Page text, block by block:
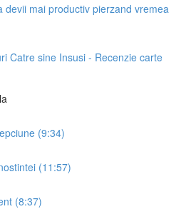
devii mai productiv pierzand vremea
Catre sine Insusi - Recenzie carte
(9:34)
(11:57)
(8:37)